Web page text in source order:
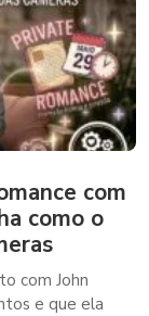
com
como o
com John
e que ela